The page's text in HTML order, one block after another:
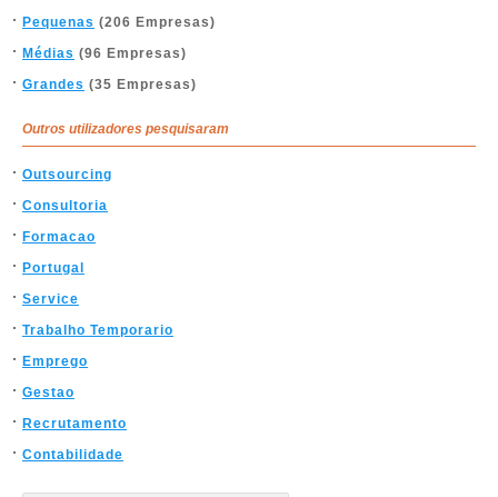
Pequenas (206 Empresas)
Médias (96 Empresas)
Grandes (35 Empresas)
Outros utilizadores pesquisaram
Outsourcing
Consultoria
Formacao
Portugal
Service
Trabalho Temporario
Emprego
Gestao
Recrutamento
Contabilidade